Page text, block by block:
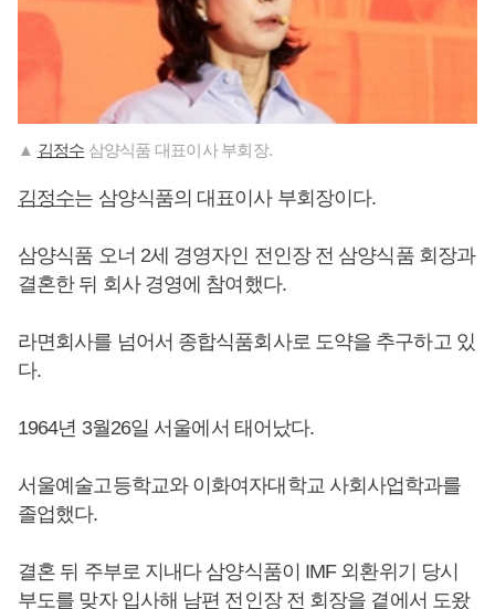
▲ 김정수 삼양식품 대표이사 부회장.
김정수는 삼양식품의 대표이사 부회장이다.
삼양식품 오너 2세 경영자인 전인장 전 삼양식품 회장과
결혼한 뒤 회사 경영에 참여했다.
라면회사를 넘어서 종합식품회사로 도약을 추구하고 있
다.
1964년 3월26일 서울에서 태어났다.
서울예술고등학교와 이화여자대학교 사회사업학과를
졸업했다.
결혼 뒤 주부로 지내다 삼양식품이 IMF 외환위기 당시
부도를 맞자 입사해 남편 전인장 전 회장을 곁에서 도왔